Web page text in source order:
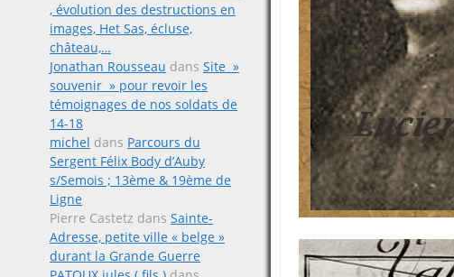
, évolution des destructions en
images, Het Sas, écluse,
château,…
Jonathan Rousseau dans Site »
souvenir » pour revoir les
témoignages de nos soldats de
14-18
michel dans Parcours du
Sergent Félix Body d’Auby
s/Semois ; 13ème & 19ème de
Ligne
Pierre Castetz dans Sainte-
Adresse, petite ville « belge »
durant la Grande Guerre